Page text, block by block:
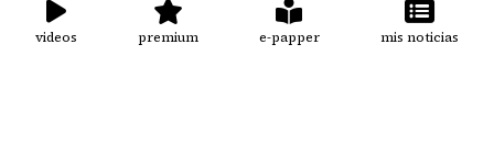
videos premium e-papper mis noticias